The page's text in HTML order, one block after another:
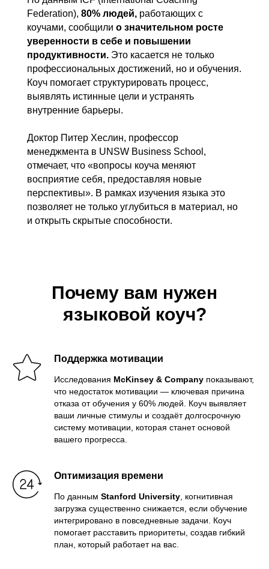
Federation), 80% людей, работающих с
коучами, сообщили о значительном росте
уверенности в себе и повышении
продуктивности. Это касается не только
профессиональных достижений, но и обучения.
Коуч помогает структурировать процесс,
выявлять истинные цели и устранять
внутренние барьеры.
Доктор Питер Хеслин, профессор
менеджмента в UNSW Business School,
отмечает, что «вопросы коуча меняют
восприятие себя, предоставляя новые
перспективы». В рамках изучения языка это
позволяет не только углубиться в материал, но
и открыть скрытые способности.
Почему вам нужен
языковой коуч?
Поддержка мотивации
Исследования McKinsey & Company показывают,
что недостаток мотивации — ключевая причина
отказа от обучения у 60% людей. Коуч выявляет
ваши личные стимулы и создаёт долгосрочную
систему мотивации, которая станет основой
вашего прогресса.
Оптимизация времени
По данным Stanford University , когнитивная
загрузка существенно снижается, если обучение
интегрировано в повседневные задачи. Коуч
помогает расставить приоритеты, создав гибкий
план, который работает на вас.